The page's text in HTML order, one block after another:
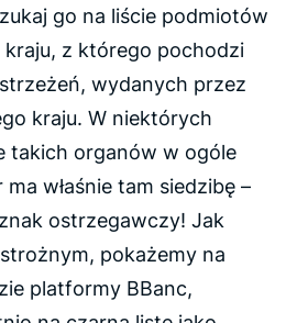
go na liście podmiotów
z którego pochodzi
wydanych przez
kraju. W niektórych
takich organów w ogóle
właśnie tam siedzibę –
ostrzegawczy! Jak
pokażemy na
platformy BBanc,